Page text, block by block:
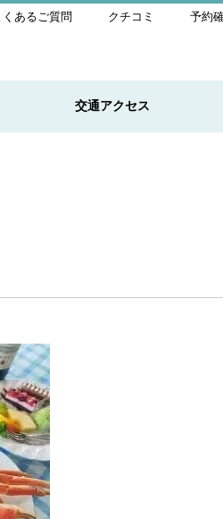
くあるご質問 クチコミ 予約
交通アクセス